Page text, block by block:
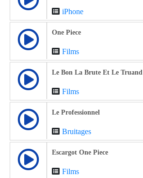
iPhone
One Piece
Films
Le Bon La Brute Et Le Truand
Films
Le Professionnel
Bruitages
Escargot One Piece
Films